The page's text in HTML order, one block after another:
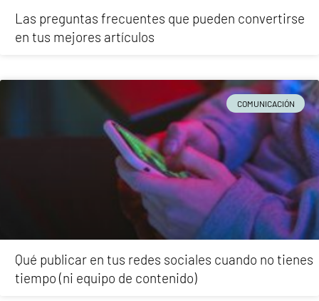
Las preguntas frecuentes que pueden convertirse
en tus mejores artículos
COMUNICACIÓN
Qué publicar en tus redes sociales cuando no tienes
tiempo (ni equipo de contenido)